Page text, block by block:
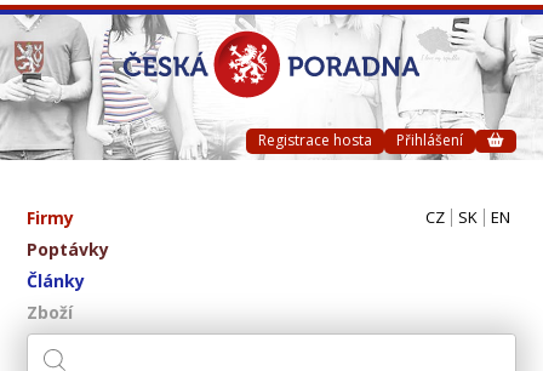
Registrace hosta Přihlášení
Firmy
Poptávky
Články
Zboží
CZ SK EN